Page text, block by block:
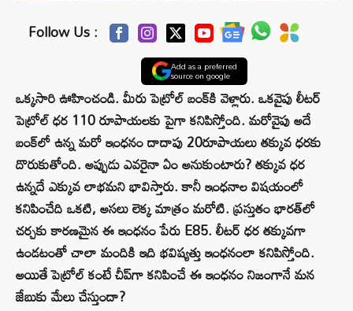
Follow Us :
Add as a preferred
source on google
ఒక్కసారి ఊహించండి. మీరు పెట్రోల్ బంక్‌కి వెళ్లారు. ఒకవైపు లీటర్
పెట్రోల్ ధర 110 రూపాయలకు పైగా కనిపిస్తోంది. మరోవైపు అదే
బంక్‌లో ఉన్న మరో ఇంధనం దాదాపు 20రూపాయలు తక్కువ ధరకు
దొరుకుతోంది. అప్పుడు ఎవరైనా ఏం అనుకుంటారు? తక్కువ ధర
ఉన్నదే ఎక్కువ లాభమని భావిస్తారు. కానీ ఇంధనాల విషయంలో
కనిపించేది ఒకటి, అసలు లెక్క మాత్రం మరోటి. ప్రస్తుతం భారత్‌లో
చర్చకు కారణమైన ఈ ఇంధనం పేరు E85. లీటర్ ధర తక్కువగా
ఉండటంతో చాలా మందికి ఇది భవిష్యత్తు ఇంధనంలా కనిపిస్తోంది.
అయితే పెట్రోల్ కంటే చీప్‌గా కనిపించే ఈ ఇంధనం నిజంగానే మన
జేబుకు మేలు చేస్తుందా?